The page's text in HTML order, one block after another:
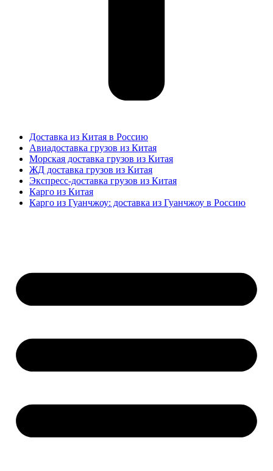
Доставка из Китая в Россию
Авиадоставка грузов из Китая
Морская доставка грузов из Китая
ЖД доставка грузов из Китая
Экспресс-доставка грузов из Китая
Карго из Китая
Карго из Гуанчжоу: доставка из Гуанчжоу в Россию